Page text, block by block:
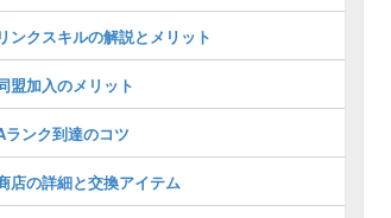
リンクスキルの解説とメリット
盟加入のメリット
ランク到達のコツ
店の詳細と交換アイテム